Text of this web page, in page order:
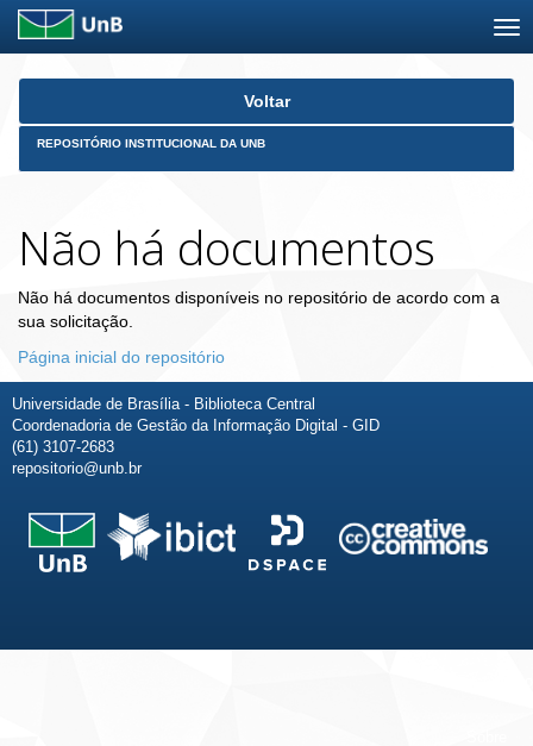
Skip
Voltar
REPOSITÓRIO INSTITUCIONAL DA UNB
Não há documentos
Não há documentos disponíveis no repositório de acordo com a
sua solicitação.
Página inicial do repositório
Universidade de Brasília - Biblioteca Central
Coordenadoria de Gestão da Informação Digital - GID
(61) 3107-2683
repositorio@unb.br